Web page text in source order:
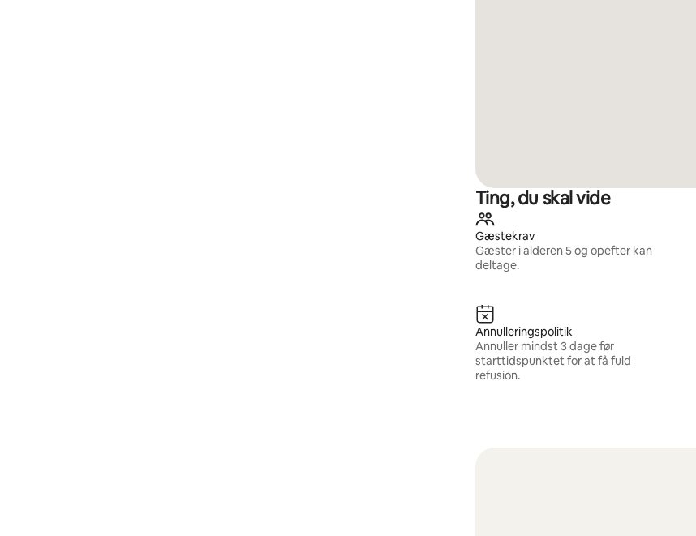
Ting, du skal vide
Gæstekrav
Gæster i alderen 5 og opefter kan
deltage.
Annulleringspolitik
Annuller mindst 3 dage før
starttidspunktet for at få fuld
refusion.